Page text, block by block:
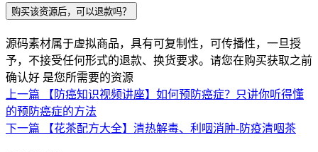
购买该资源后，可以退款吗？
源码素材属于虚拟商品，具有可复制性，可传播性，一旦授
予，不接受任何形式的退款、换货要求。请您在购买获取之前
确认好 是您所需要的资源
上一篇
【防癌知识视频讲座】如何预防癌症？只讲你听得懂
的预防癌症的方法
下一篇
【花茶配方大全】清热解毒、利咽消肿-防疫清咽茶